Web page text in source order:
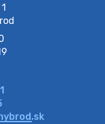
05. augusta
plastu. Prosíme
pred dom už
dodávky